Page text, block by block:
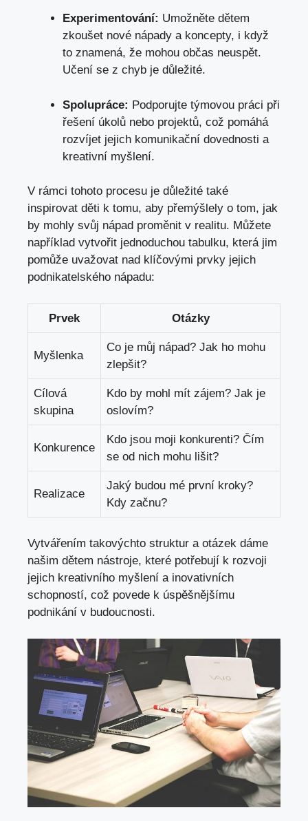
Experimentování: ‌Umožněte dětem
zkoušet nové nápady a koncepty, i když
to znamená, že mohou občas neuspět.
⁣Učení se z chyb je důležité.
Spolupráce: Podporujte týmovou práci při
řešení úkolů nebo projektů, což pomáhá
rozvíjet jejich komunikační dovednosti a
kreativní​ myšlení.
V rámci tohoto procesu je důležité také
inspirovat děti k tomu, aby přemýšlely o tom, ​jak
by mohly svůj nápad proměnit v ⁢realitu. Můžete
například vytvořit jednoduchou tabulku, ‍která jim
pomůže uvažovat ⁣nad klíčovými prvky jejich
podnikatelského nápadu:
Prvek Otázky
Myšlenka
Co ​je můj ⁣nápad? Jak ho‍ mohu
zlepšit?
Cílová ​
skupina
Kdo by mohl mít zájem? Jak ‍je
oslovím?
Konkurence
Kdo jsou moji ⁢konkurenti? Čím
se od nich ​mohu lišit?
Realizace
Jaký budou mé první⁣ kroky?
Kdy začnu?
Vytvářením takovýchto struktur a otázek dáme​
našim dětem nástroje, které potřebují k rozvoji
jejich kreativního myšlení a inovativních
schopností,​ což povede k úspěšnějšímu
podnikání ​v budoucnosti.